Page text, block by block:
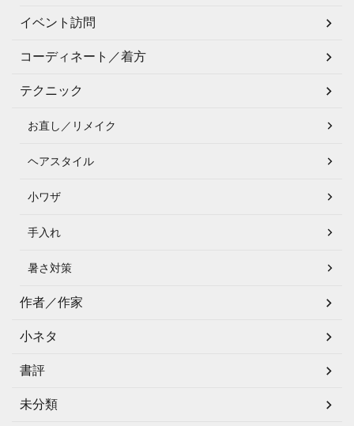
イベント訪問
コーディネート／着方
テクニック
お直し／リメイク
ヘアスタイル
小ワザ
手入れ
暑さ対策
作者／作家
小ネタ
書評
未分類